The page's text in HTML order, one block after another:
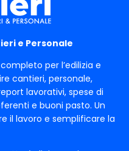
e Personale
per l’edilizia e
cantieri, personale,
lavorativi, spese di
e buoni pasto. Un
il lavoro e semplificare la